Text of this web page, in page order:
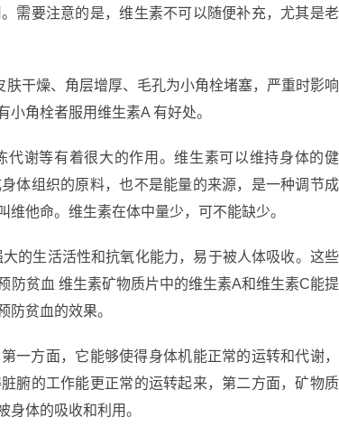
需要注意的是，维生素不可以随便补充，尤其是老
干燥、角层增厚、毛孔为小角栓堵塞，严重时影响
角栓者服用维生素A 有好处。
谢等有着很大的作用。维生素可以维持身体的健
体组织的原料，也不是能量的来源，是一种调节成
他命。维生素在体中量少，可不能缺少。
的生活活性和抗氧化能力，易于被人体吸收。这些
防贫血 维生素矿物质片中的维生素A和维生素C能提
防贫血的效果。
一方面，它能够使得身体机能正常的运转和代谢，
腑的工作能更正常的运转起来，第二方面，矿物质
体的吸收和利用。